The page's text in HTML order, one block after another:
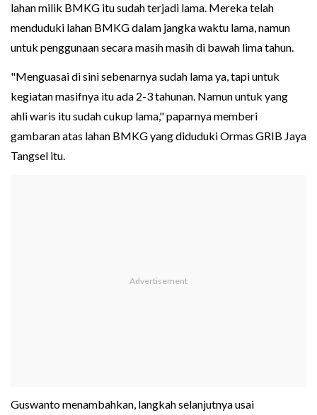
lahan milik BMKG itu sudah terjadi lama. Mereka telah
menduduki lahan BMKG dalam jangka waktu lama, namun
untuk penggunaan secara masih masih di bawah lima tahun.
"Menguasai di sini sebenarnya sudah lama ya, tapi untuk
kegiatan masifnya itu ada 2-3 tahunan. Namun untuk yang
ahli waris itu sudah cukup lama," paparnya memberi
gambaran atas lahan BMKG yang diduduki Ormas GRIB Jaya
Tangsel itu.
Guswanto menambahkan, langkah selanjutnya usai